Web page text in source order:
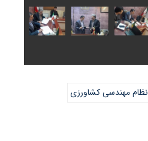
نظام مهندسی کشاورزی